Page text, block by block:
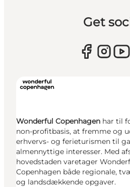
Get
Wonderful Copenhagen har til
non-profitbasis, at fremme og
erhvervs- og ferieturismen til
almennyttige interesser. Med
hovedstaden varetager
Copenhagen både regionale,
og landsdækkende opgaver.